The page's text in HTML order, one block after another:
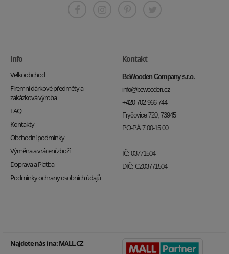
Info
Velkoobchod
Firemní dárkové předměty a
zakázková výroba
FAQ
Kontakty
Obchodní podmínky
Výměna a vrácení zboží
Doprava a Platba
Podmínky ochrany osobních údajů
Kontakt
BeWooden Company s.r.o.
info@bewooden.cz
+420 702 966 744
Fryčovice 720, 73945
PO-PÁ 7:00-15:00
IČ: 03771504
DIČ: CZ03771504
Najdete nás i na:MALL.CZ